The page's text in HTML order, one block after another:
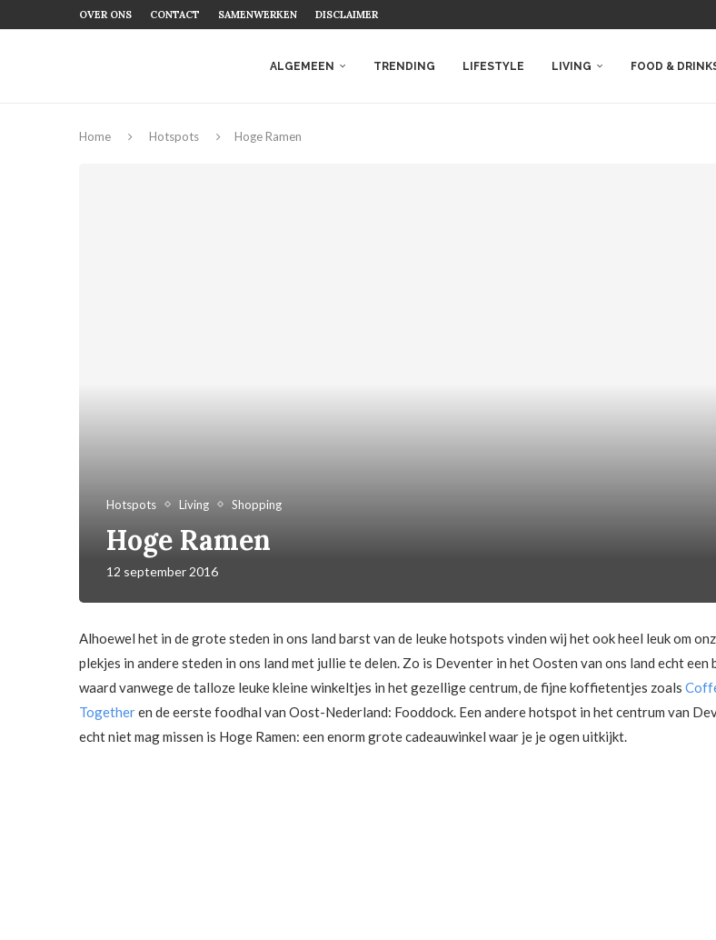
OVER ONS CONTACT SAMENWERKEN DISCLAIMER
ALGEMEEN TRENDING LIFESTYLE LIVING FOOD &
Home Hotspots Hoge Ramen
Hotspots Living Shopping
Hoge Ramen
12 september 2016
Alhoewel het in de grote steden in ons land barst van de leuke hotspots vinden wij het ook heel leuk om
plekjes in andere steden in ons land met jullie te delen. Zo is Deventer in het Oosten van ons land echt een
waard vanwege de talloze leuke kleine winkeltjes in het gezellige centrum, de fijne koffietentjes zoals
Togetheren de eerste foodhal van Oost-Nederland: Fooddock. Een andere hotspot in het centrum van
echt niet mag missen is Hoge Ramen: een enorm grote cadeauwinkel waar je je ogen uitkijkt.